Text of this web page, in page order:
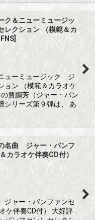
＆ニューミュージッ
クション （模範＆カ
]
ューミュージック ジ
ョン （模範＆カラオケ
賈鵬芳（ジャー・パン
シリーズ第９弾は、 あ
名曲 ジャー・パンフ
カラオケ伴奏CD付）
ャー・パンファンセ
ケ伴奏CD付） 大好評